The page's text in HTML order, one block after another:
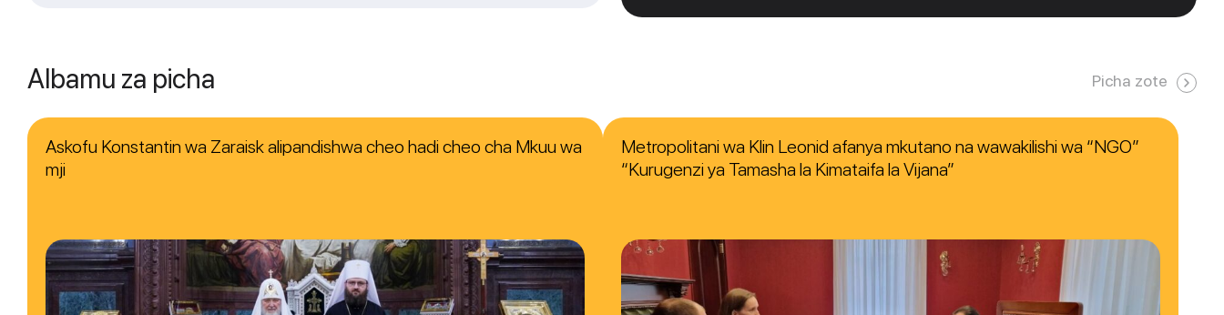
Albamu za picha Picha zote
Askofu Konstantin wa Zaraisk alipandishwa cheo hadi cheo cha Mkuu wa
mji
Metropolitani wa Klin Leonid afanya mkutano na wawakilishi wa “NGO”
“Kurugenzi ya Tamasha la Kimataifa la Vijana”